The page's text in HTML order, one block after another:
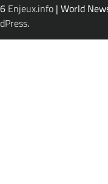
Enjeux.info | World
.